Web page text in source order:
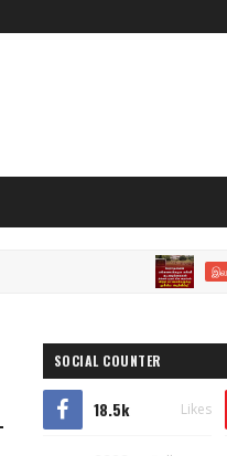
இலங்கை
SOCIAL COUNTER
18.5k Likes